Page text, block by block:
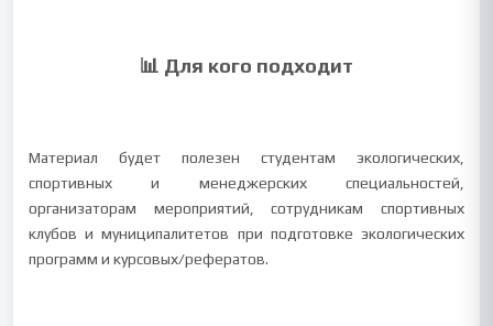
📊 Для кого подходит
Материал будет полезен студентам экологических,
спортивных и менеджерских специальностей,
организаторам мероприятий, сотрудникам спортивных
клубов и муниципалитетов при подготовке экологических
программ и курсовых/рефератов.